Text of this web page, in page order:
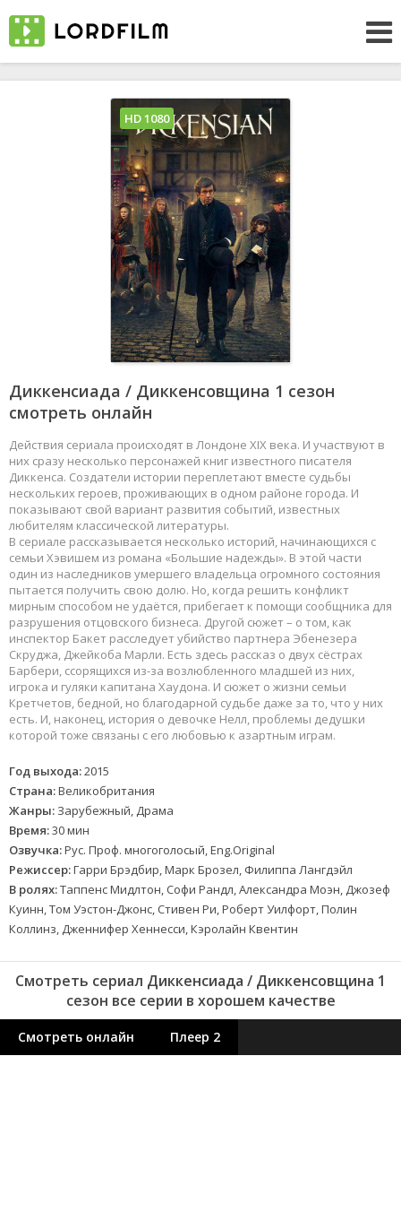
Диккенсиада / Диккенсовщина 1 сезон
смотреть онлайн
Действия сериала происходят в Лондоне XIX века. И участвуют в
них сразу несколько персонажей книг известного писателя
Диккенса. Создатели истории переплетают вместе судьбы
нескольких героев, проживающих в одном районе города. И
показывают свой вариант развития событий, известных
любителям классической литературы.
В сериале рассказывается несколько историй, начинающихся с
семьи Хэвишем из романа «Большие надежды». В этой части
один из наследников умершего владельца огромного состояния
пытается получить свою долю. Но, когда решить конфликт
мирным способом не удаётся, прибегает к помощи сообщника для
разрушения отцовского бизнеса. Другой сюжет – о том, как
инспектор Бакет расследует убийство партнера Эбенезера
Скруджа, Джейкоба Марли. Есть здесь рассказ о двух сёстрах
Барбери, ссорящихся из-за возлюбленного младшей из них,
игрока и гуляки капитана Хаудона. И сюжет о жизни семьи
Кретчетов, бедной, но благодарной судьбе даже за то, что у них
есть. И, наконец, история о девочке Нелл, проблемы дедушки
которой тоже связаны с его любовью к азартным играм.
Год выхода:2015
Страна:Великобритания
Жанры: Зарубежный, Драма
Время:30 мин
Озвучка:Рус. Проф. многоголосый, Eng.Original
Режиссер:Гарри Брэдбир, Марк Брозел, Филиппа Лангдэйл
В ролях:Таппенс Мидлтон, Софи Рандл, Александра Моэн, Джозеф
Куинн, Том Уэстон-Джонс, Стивен Ри, Роберт Уилфорт, Полин
Коллинз, Дженнифер Хеннесси, Кэролайн Квентин
HD 1080
Смотреть сериал Диккенсиада / Диккенсовщина 1
сезон все серии в хорошем качестве
Смотреть онлайн Плеер 2